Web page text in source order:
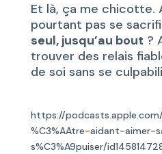
Et là, ça me chicotte.
pourtant pas se
seul, jusqu’au bout ?
trouver des relais
de soi sans se
https://
%C3%AAtre-aidant-aimer-
s%C3%A9puiser/